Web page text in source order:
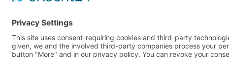
K REGISTRACI